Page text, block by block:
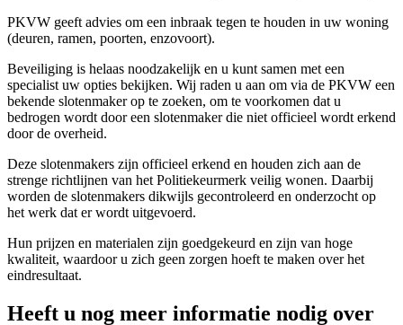
PKVW geeft advies om een inbraak tegen te houden in uw woning
(deuren, ramen, poorten, enzovoort).
Beveiliging is helaas noodzakelijk en u kunt samen met een
specialist uw opties bekijken. Wij raden u aan om via de PKVW een
bekende slotenmaker op te zoeken, om te voorkomen dat u
bedrogen wordt door een slotenmaker die niet officieel wordt erkend
door de overheid.
Deze slotenmakers zijn officieel erkend en houden zich aan de
strenge richtlijnen van het Politiekeurmerk veilig wonen. Daarbij
worden de slotenmakers dikwijls gecontroleerd en onderzocht op
het werk dat er wordt uitgevoerd.
Hun prijzen en materialen zijn goedgekeurd en zijn van hoge
kwaliteit, waardoor u zich geen zorgen hoeft te maken over het
eindresultaat.
Heeft u nog meer informatie nodig over